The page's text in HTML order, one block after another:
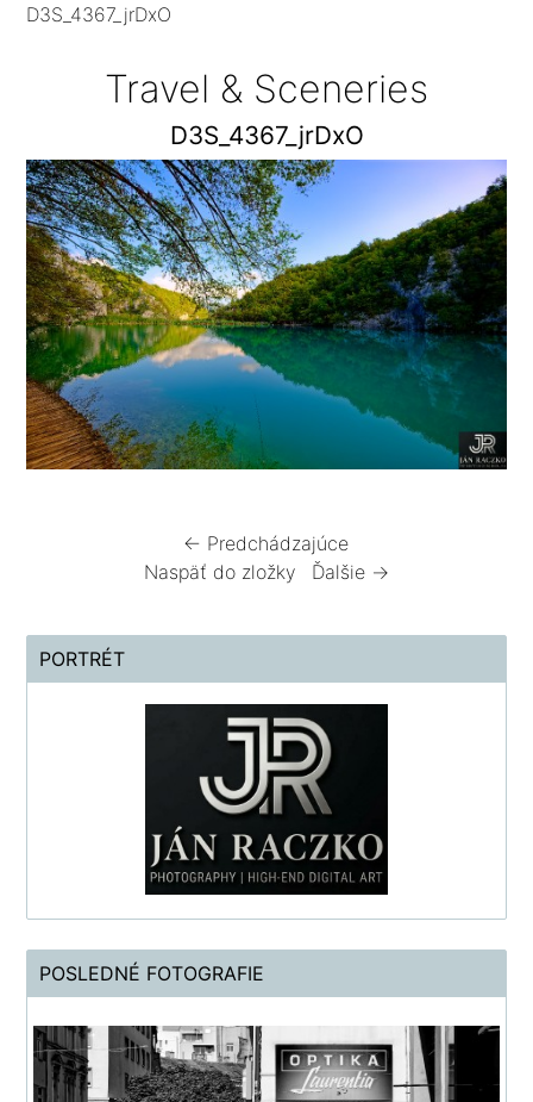
D3S_4367_jrDxO
Travel & Sceneries
D3S_4367_jrDxO
← Predchádzajúce
Naspäť do zložky
Ďalšie →
PORTRÉT
POSLEDNÉ FOTOGRAFIE